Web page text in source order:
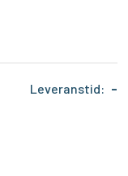
Leveranstid: -